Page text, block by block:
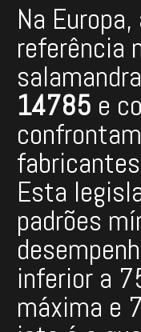
Na
referência
14785 e
Esta
padrões
inferior a
máxima e